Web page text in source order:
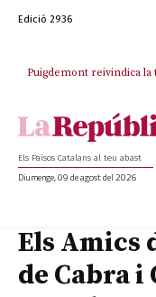
Edició 2936
Puigdemont reivindica la
Portugal acusa Espanya
Els Països Catalans al teu abast
Diumenge, 09 de agost del 2026
Els Amics
de Cabra i